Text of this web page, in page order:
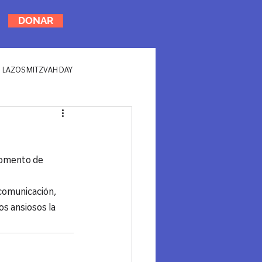
DONAR
LAZOS MITZVAH DAY
de
ansiosos la